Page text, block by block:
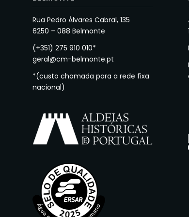
Rua Pedro Álvares Cabral, 135
6250 – 088 Belmonte
(+351) 275 910 010*
geral@cm-belmonte.pt
*(custo chamada para a rede fixa
nacional)